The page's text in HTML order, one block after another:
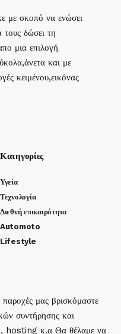
σκοπό να ενώσει
δώσει τη
μια επιλογή
και με
κειμένου,εικόνας
Κατηγορίες
Υγεία
Τεχνολογία
Διεθνή επικαιρότητα
Automoto
Lifestyle
μας βρισκόμαστε
συντήρησης και
, hosting κ.α Θα θέλαμε να